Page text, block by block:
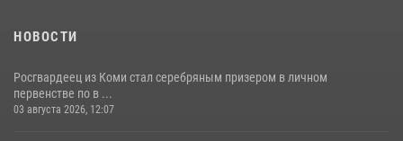
НОВОСТИ
Росгвардеец из Коми стал серебряным призером в личном
первенстве по в ...
03 августа 2026, 12:07